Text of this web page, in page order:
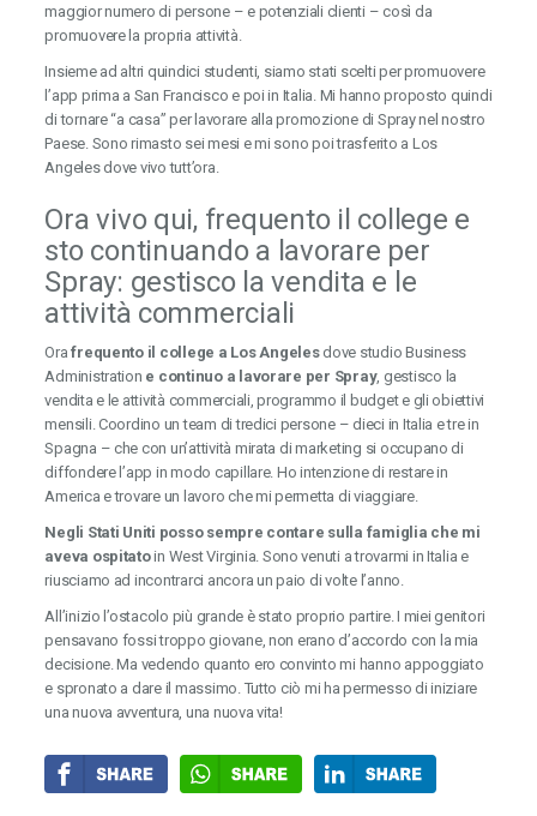
maggior numero di persone – e potenziali clienti – così da
promuovere la propria attività.
Insieme ad altri quindici studenti, siamo stati scelti per promuovere
l’app prima a San Francisco e poi in Italia. Mi hanno proposto quindi
di tornare “a casa” per lavorare alla promozione di Spray nel nostro
Paese. Sono rimasto sei mesi e mi sono poi trasferito a Los
Angeles dove vivo tutt’ora.
Ora vivo qui, frequento il college e
sto continuando a lavorare per
Spray: gestisco la vendita e le
attività commerciali
Ora frequento il college a Los Angelesdove studio Business
Administration e continuo a lavorare per Spray, gestisco la
vendita e le attività commerciali, programmo il budget e gli obiettivi
mensili. Coordino un team di tredici persone – dieci in Italia e tre in
Spagna – che con un’attività mirata di marketing si occupano di
diffondere l’app in modo capillare. Ho intenzione di restare in
America e trovare un lavoro che mi permetta di viaggiare.
Negli Stati Uniti posso sempre contare sulla famiglia che mi
aveva ospitatoin West Virginia. Sono venuti a trovarmi in Italia e
riusciamo ad incontrarci ancora un paio di volte l’anno.
All’inizio l’ostacolo più grande è stato proprio partire. I miei genitori
pensavano fossi troppo giovane, non erano d’accordo con la mia
decisione. Ma vedendo quanto ero convinto mi hanno appoggiato
e spronato a dare il massimo. Tutto ciò mi ha permesso di iniziare
una nuova avventura, una nuova vita!